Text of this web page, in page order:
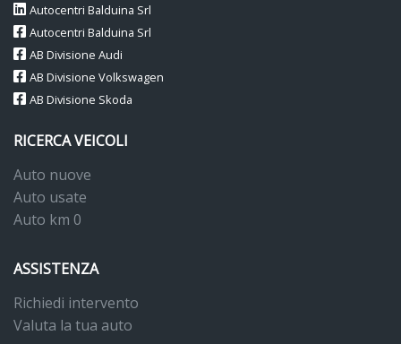
Autocentri Balduina Srl
Autocentri Balduina Srl
AB Divisione Audi
AB Divisione Volkswagen
AB Divisione Skoda
RICERCA VEICOLI
Auto nuove
Auto usate
Auto km 0
ASSISTENZA
Richiedi intervento
Valuta la tua auto